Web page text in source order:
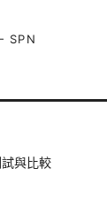
SPN
與比較